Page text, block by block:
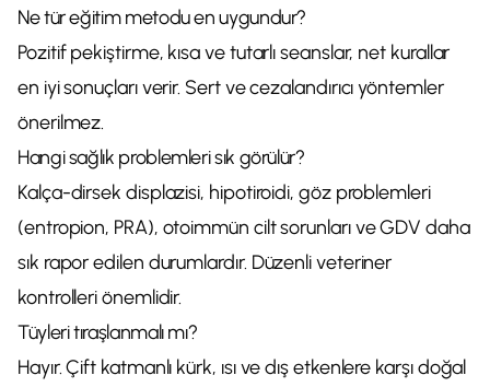
Ne tür eğitim metodu en uygundur?
Pozitif pekiştirme, kısa ve tutarlı seanslar, net kurallar
en iyi sonuçları verir. Sert ve cezalandırıcı yöntemler
önerilmez.
Hangi sağlık problemleri sık görülür?
Kalça-dirsek displazisi, hipotiroidi, göz problemleri
(entropion, PRA), otoimmün cilt sorunları ve GDV daha
sık rapor edilen durumlardır. Düzenli veteriner
kontrolleri önemlidir.
Tüyleri tıraşlanmalı mı?
Hayır. Çift katmanlı kürk, ısı ve dış etkenlere karşı doğal